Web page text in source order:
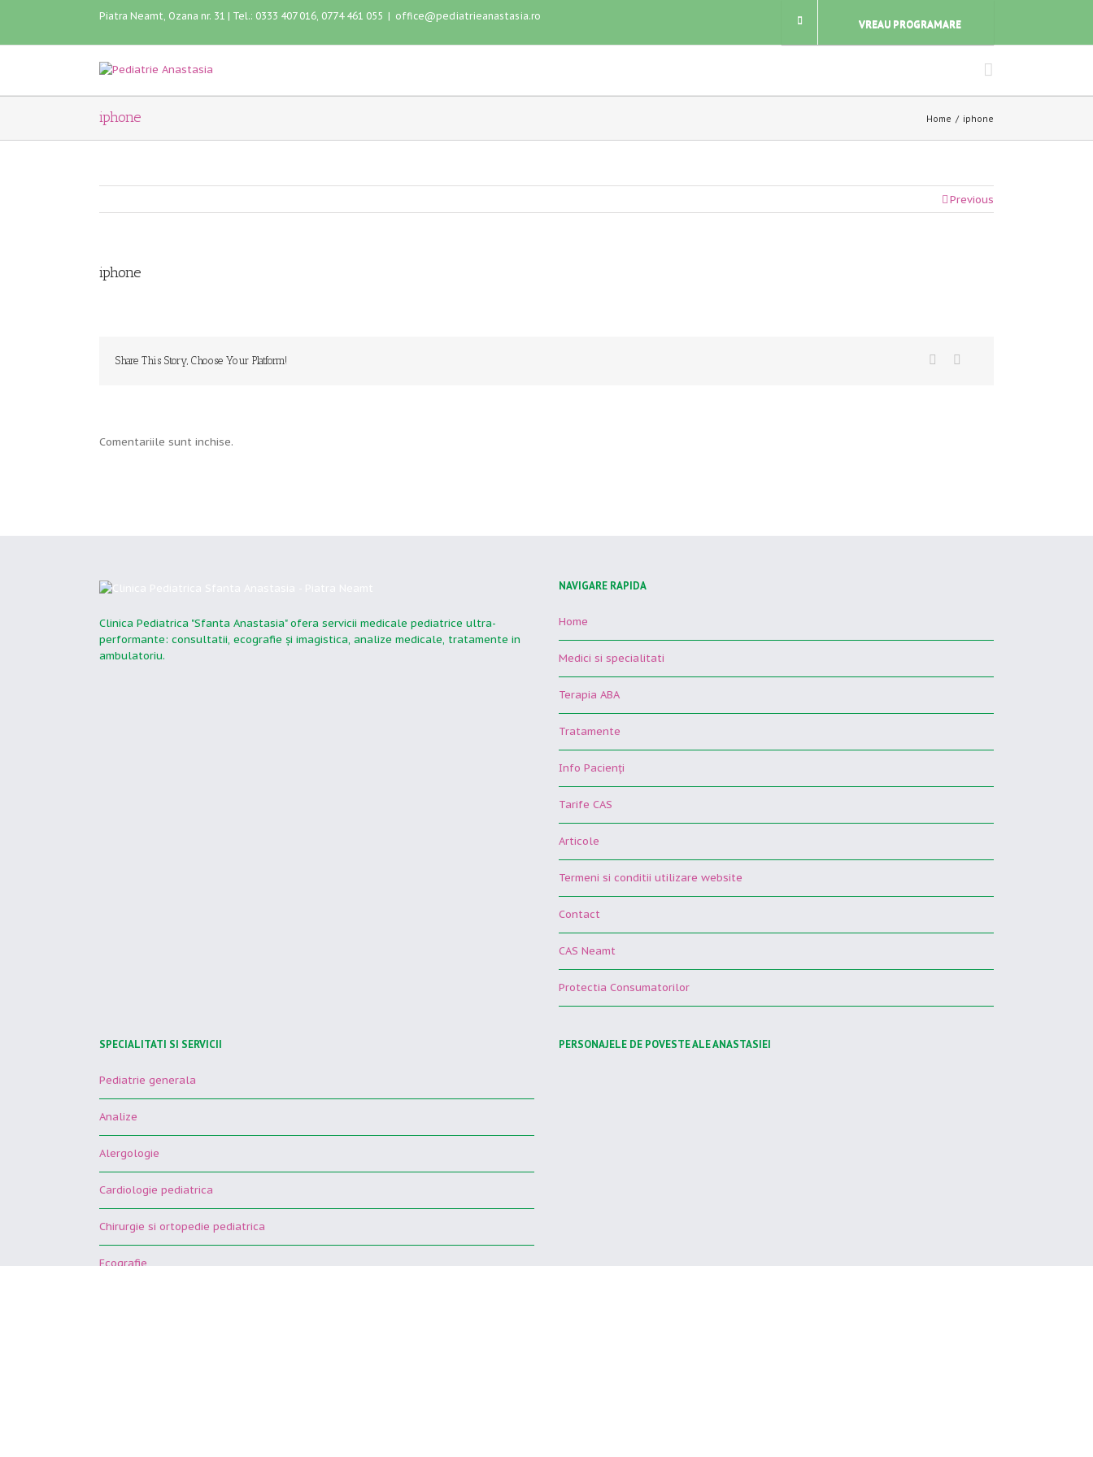
Piatra Neamt, Ozana nr. 31 | Tel.: 0333 407 016, 0774 461 055 | office@pediatrieanastasia.ro
VREAU PROGRAMARE
iphone Home iphone
Previous
iphone
Share This Story, Choose Your Platform!
Comentariile sunt inchise.
Clinica Pediatrica "Sfanta Anastasia" ofera servicii medicale pediatrice ultra-
performante: consultatii, ecografie şi imagistica, analize medicale, tratamente in
ambulatoriu.
NAVIGARE RAPIDA
Home
Medici si specialitati
Terapia ABA
Tratamente
Info Pacienţi
Tarife CAS
Articole
Termeni si conditii utilizare website
Contact
CAS Neamt
Protectia Consumatorilor
SPECIALITATI SI SERVICII
Pediatrie generala
Analize
Alergologie
Cardiologie pediatrica
Chirurgie si ortopedie pediatrica
Ecografie
PERSONAJELE DE POVESTE ALE ANASTASIEI